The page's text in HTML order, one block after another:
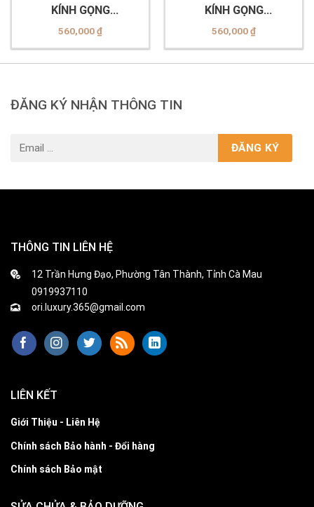
KÍNH GỌNG
VELOCITY_VL23394_C03
560,000₫
KÍNH GỌNG
VELOCITY_VL23291_C02
560,000₫
ĐĂNG KÝ NHẬN THÔNG TIN
THÔNG TIN LIÊN HỆ
12 Trần Hưng Đạo, Phường Tân Thành, Tỉnh Cà Mau
0919937110
ori.luxury.365@gmail.com
LIÊN KẾT
Giới Thiệu - Liên Hệ
Chính sách Bảo hành - Đổi hàng
Chính sách Bảo mật